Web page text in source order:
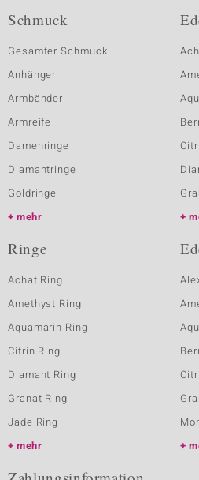
Schmuck
Gesamter Schmuck
Anhänger
Armbänder
Armreife
Damenringe
Diamantringe
Goldringe
mehr
Ringe
Achat Ring
Amethyst Ring
Aquamarin Ring
Citrin Ring
Diamant Ring
Granat Ring
Jade Ring
mehr